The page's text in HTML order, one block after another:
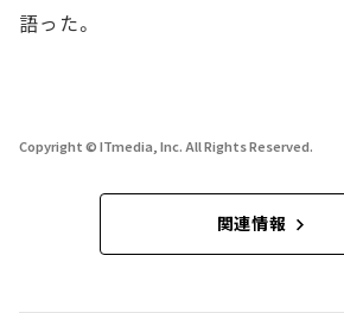
語った。
Copyright © ITmedia, Inc. All Rights Reserved.
関連情報